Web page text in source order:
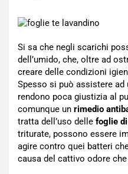
Si sa che negli scarichi
dell’umido, che, oltre ad
creare delle condizioni
Spesso si può assistere
rendono poca giustizia al
comunque un rimedio
tratta dell’uso delle foglie
triturate, possono essere
agire contro quei batteri
causa del cattivo odore